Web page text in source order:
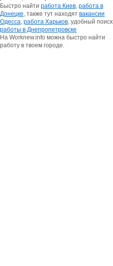
Быстро найти работа Киев, работа в
Донецке, также тут находят вакансии
Одесса, работа Харьков, удобный поиск
работы в Днепропетровске
На Worknew.info можна быстро найти
работу в твоем городе.